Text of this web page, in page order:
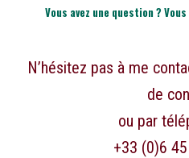
Vous avez une question ?
N’hésitez pas à me
de
ou par
+33 (0)6